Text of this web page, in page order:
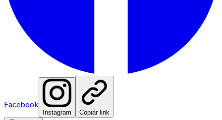
Facebook
Instagram
Copiar link